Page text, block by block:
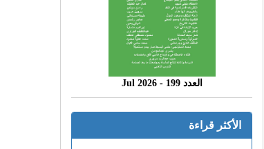
العدد 199 - 2026 Jul
الأكثر قراءة